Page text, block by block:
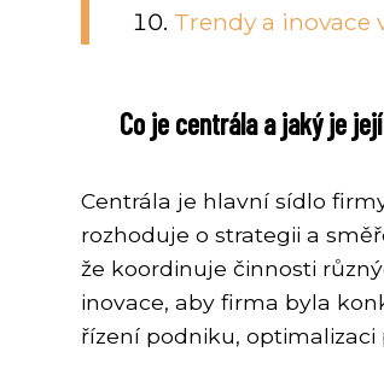
Trendy a
Co je centrála a jaký je
Centrála je hlavní sídlo
rozhoduje o strategii a
že koordinuje činnosti
inovace, aby firma byla
řízení podniku,